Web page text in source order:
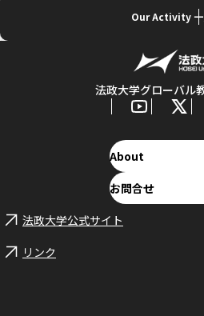
Our Activity
法政大学グローバル
About
お問合せ
法政大学公式サイト
リンク